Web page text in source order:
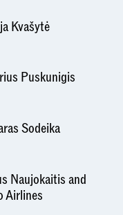
Kvašytė
Puskunigis
Sodeika
Naujokaitis and
Airlines